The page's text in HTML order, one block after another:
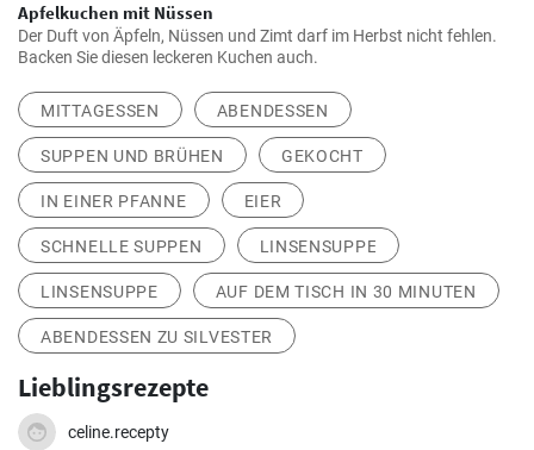
Apfelkuchen mit Nüssen
Der Duft von Äpfeln, Nüssen und Zimt darf im Herbst nicht fehlen.
Backen Sie diesen leckeren Kuchen auch.
MITTAGESSEN ABENDESSEN
SUPPEN UND BRÜHEN GEKOCHT
IN EINER PFANNE EIER
SCHNELLE SUPPEN LINSENSUPPE
LINSENSUPPE AUF DEM TISCH IN 30 MINUTEN
ABENDESSEN ZU SILVESTER
Lieblingsrezepte
celine.recepty